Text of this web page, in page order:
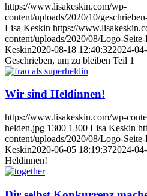
https://www.lisakeskin.com/wp-
content/uploads/2020/10/
Lisa Keskin https://
content/uploads/2020/08/Logo-
Keskin2020-08-18 12:40:322024-
Geschrieben, um zu bleiben Teil 1
Wir sind Heldinnen!
https://www.lisakeskin.com/wp-
helden.jpg 1300 1300 Lisa Keskin
content/uploads/2020/08/Logo-
Keskin2020-06-05 18:19:372024-
Heldinnen!